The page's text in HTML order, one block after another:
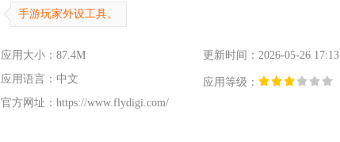
手游玩家外设工具。
应用大小：87.4M
更新时间：2026-05-26 17:13
应用语言：中文
应用等级：
官方网址： https://www.flydigi.com/